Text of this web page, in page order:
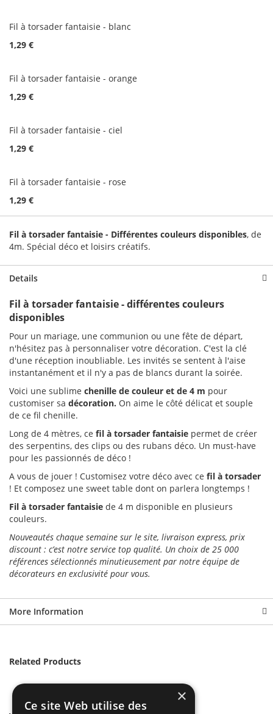
Fil à torsader fantaisie - blanc
1,29 €
Fil à torsader fantaisie - orange
1,29 €
Fil à torsader fantaisie - ciel
1,29 €
Fil à torsader fantaisie - rose
1,29 €
Fil à torsader fantaisie - Différentes couleurs disponibles, de
4m. Spécial déco et loisirs créatifs.
Details
Fil à torsader fantaisie - différentes couleurs
disponibles
Pour un mariage, une communion ou une fête de départ,
n'hésitez pas à personnaliser votre décoration. C'est la clé
d'une réception inoubliable. Les invités se sentent à l'aise
instantanément et il n'y a pas de blancs durant la soirée.
Voici une sublime chenille de couleur et de 4 m pour
customiser sa décoration. On aime le côté délicat et souple
de ce fil chenille.
Long de 4 mètres, ce fil à torsader fantaisie permet de créer
des serpentins, des clips ou des rubans déco. Un must-have
pour les passionnés de déco !
A vous de jouer ! Customisez votre déco avec ce fil à torsader
! Et composez une sweet table dont on parlera longtemps !
Fil à torsader fantaisie de 4 m disponible en plusieurs
couleurs.
Nouveautés chaque semaine sur le site, livraison express, prix
discount : c’est notre service top qualité. Un choix de 25 000
références sélectionnés minutieusement par notre équipe de
décorateurs en exclusivité pour vous.
More Information
Related Products
×
Ce site Web utilise des